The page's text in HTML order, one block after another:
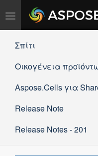
Εναλλαγή
πλοήγησης
Σπίτι
Οικογένεια
Aspose.Cells για
Release Note
Release Notes - 201